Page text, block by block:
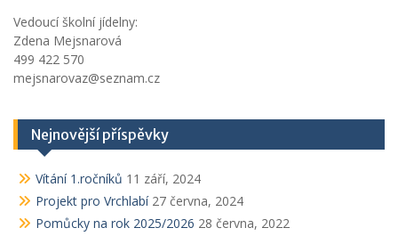
Vedoucí školní jídelny:
Zdena Mejsnarová
499 422 570
mejsnarovaz@seznam.cz
Nejnovější příspěvky
Vítání 1.ročníků 11 září, 2024
Projekt pro Vrchlabí 27 června, 2024
Pomůcky na rok 2025/2026 28 června, 2022